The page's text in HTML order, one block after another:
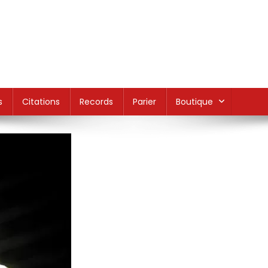
Citations Records Parier Boutique